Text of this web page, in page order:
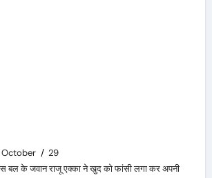
October
29
बल के जवान राजू एक्का ने खुद को फांसी लगा कर अपनी